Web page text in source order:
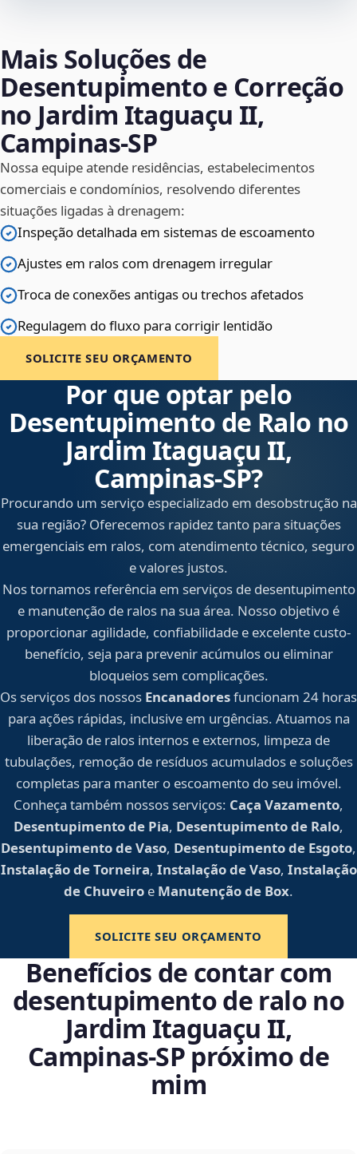
Mais Soluções de
Desentupimento e Correção
no Jardim Itaguaçu II,
Campinas‑SP
Nossa equipe atende residências, estabelecimentos
comerciais e condomínios, resolvendo diferentes
situações ligadas à drenagem:
Inspeção detalhada em sistemas de escoamento
Ajustes em ralos com drenagem irregular
Troca de conexões antigas ou trechos afetados
Regulagem do fluxo para corrigir lentidão
SOLICITE SEU ORÇAMENTO
Por que optar pelo
Desentupimento de Ralo no
Jardim Itaguaçu II,
Campinas‑SP?
Procurando um serviço especializado em desobstrução na
sua região? Oferecemos rapidez tanto para situações
emergenciais em ralos, com atendimento técnico, seguro
e valores justos.
Nos tornamos referência em serviços de desentupimento
e manutenção de ralos na sua área. Nosso objetivo é
proporcionar agilidade, confiabilidade e excelente custo-
benefício, seja para prevenir acúmulos ou eliminar
bloqueios sem complicações.
Os serviços dos nossos Encanadoresfuncionam 24 horas
para ações rápidas, inclusive em urgências. Atuamos na
liberação de ralos internos e externos, limpeza de
tubulações, remoção de resíduos acumulados e soluções
completas para manter o escoamento do seu imóvel.
Conheça também nossos serviços: Caça Vazamento,
Desentupimento de Pia, Desentupimento de Ralo,
Desentupimento de Vaso, Desentupimento de Esgoto,
Instalação de Torneira, Instalação de Vaso, Instalação
de Chuveiro e Manutenção de Box.
SOLICITE SEU ORÇAMENTO
Benefícios de contar com
desentupimento de ralo no
Jardim Itaguaçu II,
Campinas‑SP próximo de
mim